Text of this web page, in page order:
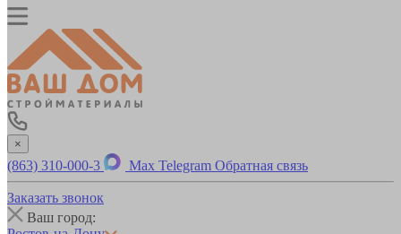
×
(863) 310-000-3 Max Telegram Обратная связь
Заказать звонок
Ваш город: